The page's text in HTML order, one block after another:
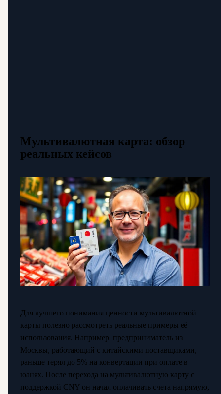
Мультивалютная карта: обзор
реальных кейсов
Для лучшего понимания ценности мультивалютной
карты полезно рассмотреть реальные примеры её
использования. Например, предприниматель из
Москвы, работающий с китайскими поставщиками,
раньше терял до 5% на конвертации при оплате в
юанях. После перехода на мультивалютную карту с
поддержкой CNY он начал оплачивать счета напрямую,